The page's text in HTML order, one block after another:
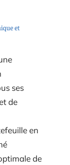
et
ses
de
en
de